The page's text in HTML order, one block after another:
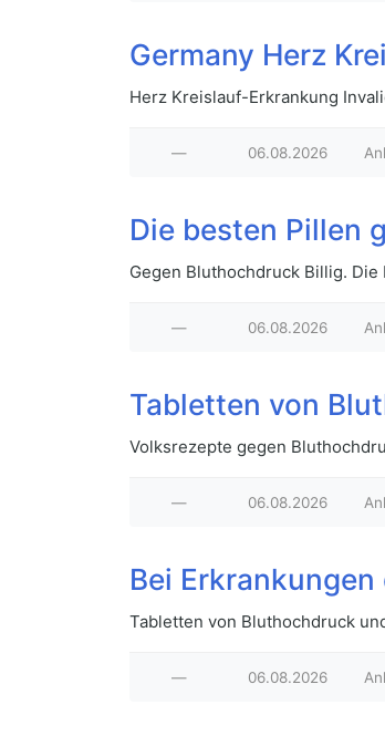
Germany Herz
Herz Kreislauf-Erkrankung
— 06.08.2026
Die besten Pillen
Gegen Bluthochdruck Billig.
— 06.08.2026
Tabletten von
Volksrezepte gegen
— 06.08.2026
Bei
Tabletten von Bluthochdruck
— 06.08.2026